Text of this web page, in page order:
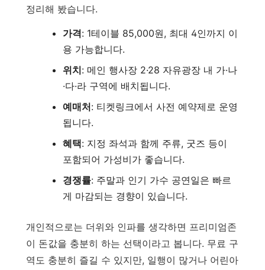
정리해 봤습니다.
가격: 1테이블 85,000원, 최대 4인까지 이
용 가능합니다.
위치: 메인 행사장 2·28 자유광장 내 가·나
·다·라 구역에 배치됩니다.
예매처: 티켓링크에서 사전 예약제로 운영
됩니다.
혜택: 지정 좌석과 함께 주류, 굿즈 등이
포함되어 가성비가 좋습니다.
경쟁률: 주말과 인기 가수 공연일은 빠르
게 마감되는 경향이 있습니다.
개인적으로는 더위와 인파를 생각하면 프리미엄존
이 돈값을 충분히 하는 선택이라고 봅니다. 무료 구
역도 충분히 즐길 수 있지만, 일행이 많거나 어린아